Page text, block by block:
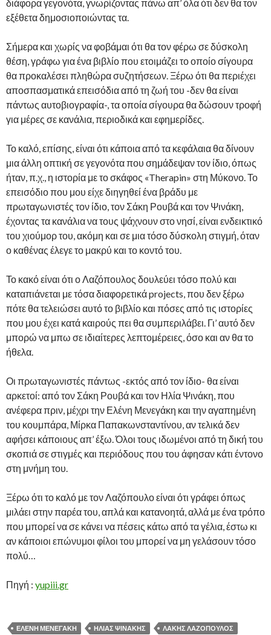
διάφορα γεγονότα, γνωρίζοντας πάνω απ’ όλα ότι δεν θα τον
εξέθετα δημοσιοποιώντας τα.
Σήμερα και χωρίς να φοβάμαι ότι θα τον φέρω σε δύσκολη
θέση, γράφω για ένα βιβλίο που ετοιμάζει το οποίο σίγουρα
θα προκαλέσει πληθώρα συζητήσεων. Ξέρω ότι θα περιέχει
αποσπασματικά επεισόδια από τη ζωή του -δεν θα είναι
πάντως αυτοβιογραφία-, τα οποία σίγουρα θα δώσουν τροφή
για μέρες σε κανάλια, περιοδικά και εφημερίδες.
Το καλό, επίσης, είναι ότι κάποια από τα κεφάλαια θα δίνουν
μια άλλη οπτική σε γεγονότα που σημάδεψαν τον ίδιο, όπως
ήταν, π.χ., η ιστορία με το σκάφος «Therapin» στη Μύκονο. Το
επεισόδιο που μου είχε διηγηθεί ένα βράδυ με
πρωταγωνιστές τον ίδιο, τον Σάκη Ρουβά και τον Ψινάκη,
έχοντας τα κανάλια να τους ψάχνουν στο νησί, είναι ενδεικτικό
του χιούμορ του, ακόμη και σε μια τόσο δύσκολη στιγμή, όταν
ο καθένας έλεγε το μακρύ και το κοντό του.
Το κακό είναι ότι ο Λαζόπουλος δουλεύει τόσο πολύ και
καταπιάνεται με τόσα διαφορετικά projects, που δεν ξέρω
πότε θα τελειώσει αυτό το βιβλίο και πόσες από τις ιστορίες
που μου έχει κατά καιρούς πει θα συμπεριλάβει. Γι’ αυτό δεν
μπορώ να μπω σε ιδιαίτερες λεπτομέρειες, όσο και αν θα το
ήθελα.
Οι πρωταγωνιστές πάντως -εκτός από τον ίδιο- θα είναι
αρκετοί: από τον Σάκη Ρουβά και τον Ηλία Ψινάκη, που
ανέφερα πριν, μέχρι την Ελένη Μενεγάκη και την αγαπημένη
του κουμπάρα, Μίρκα Παπακωνσταντίνου, αν τελικά δεν
αφήσει κάποιους απ’ έξω. Όλοι τους ιδωμένοι από τη δική του
σκοπιά σε στιγμές και περιόδους που του άφησαν κάτι έντονο
στη μνήμη του.
Ξέρω ότι το καλό με τον Λαζόπουλο είναι ότι γράφει όπως
μιλάει στην παρέα του, απλά και κατανοητά, αλλά με ένα τρόπο
που μπορεί να σε κάνει να πέσεις κάτω από τα γέλια, έστω κι
αν κάποιοι επώνυμοι φίλοι του μπορεί να μη γελάσουν τόσο
πολύ…
Πηγή : yupiii.gr
ΕΛΈΝΗ ΜΕΝΕΓΆΚΗ ΗΛΊΑΣ ΨΙΝΆΚΗΣ ΛΆΚΗΣ ΛΑΖΌΠΟΥΛΟΣ